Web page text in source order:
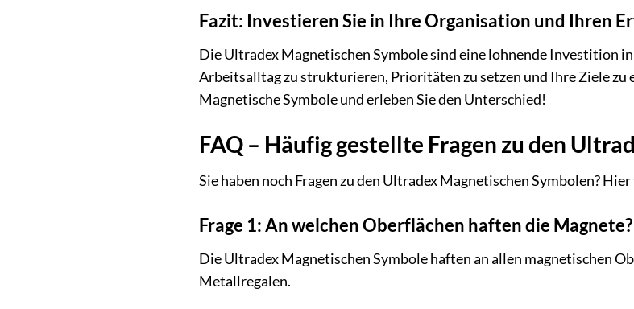
Fazit: Investieren Sie in Ihre Organisation und Ihren
Die Ultradex Magnetischen Symbole sind eine lohnende Investition
Arbeitsalltag zu strukturieren, Prioritäten zu setzen und Ihre Ziele zu
Magnetische Symbole und erleben Sie den Unterschied!
FAQ – Häufig gestellte Fragen zu den
Sie haben noch Fragen zu den Ultradex Magnetischen Symbolen?
Frage 1: An welchen Oberflächen haften die Magnete?
Die Ultradex Magnetischen Symbole haften an allen magnetischen
Metallregalen.